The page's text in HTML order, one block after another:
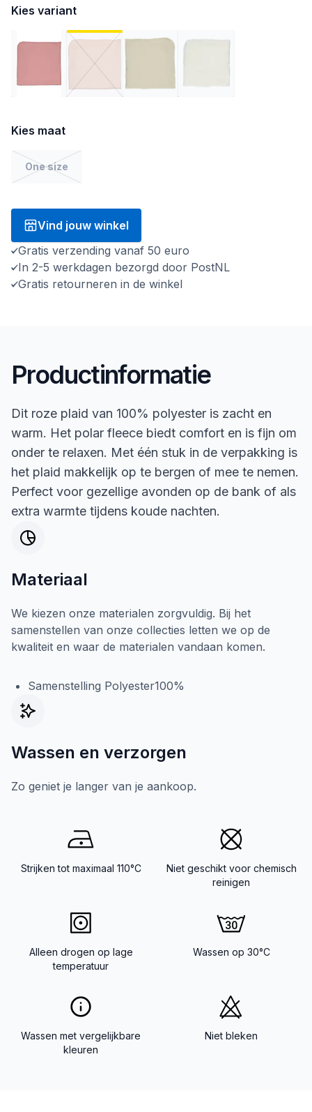
Kies variant
Kies maat
One size
Vind jouw winkel
Gratis verzending vanaf 50 euro
In 2-5 werkdagen bezorgd door PostNL
Gratis retourneren in de winkel
Productinformatie
Dit roze plaid van 100% polyester is zacht en
warm. Het polar fleece biedt comfort en is fijn om
onder te relaxen. Met één stuk in de verpakking is
het plaid makkelijk op te bergen of mee te nemen.
Perfect voor gezellige avonden op de bank of als
extra warmte tijdens koude nachten.
Materiaal
We kiezen onze materialen zorgvuldig. Bij het
samenstellen van onze collecties letten we op de
kwaliteit en waar de materialen vandaan komen.
Samenstelling Polyester100%
Wassen en verzorgen
Zo geniet je langer van je aankoop.
Strijken tot maximaal 110°C
Niet geschikt voor chemisch
reinigen
Alleen drogen op lage
temperatuur
Wassen op 30°C
Wassen met vergelijkbare
kleuren
Niet bleken